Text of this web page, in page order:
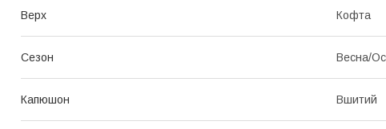
Верх Кофта
Сезон Весна/
Капюшон Вшитий